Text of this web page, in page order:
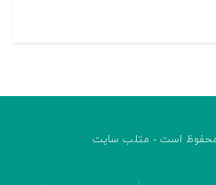
است - متلب سایت